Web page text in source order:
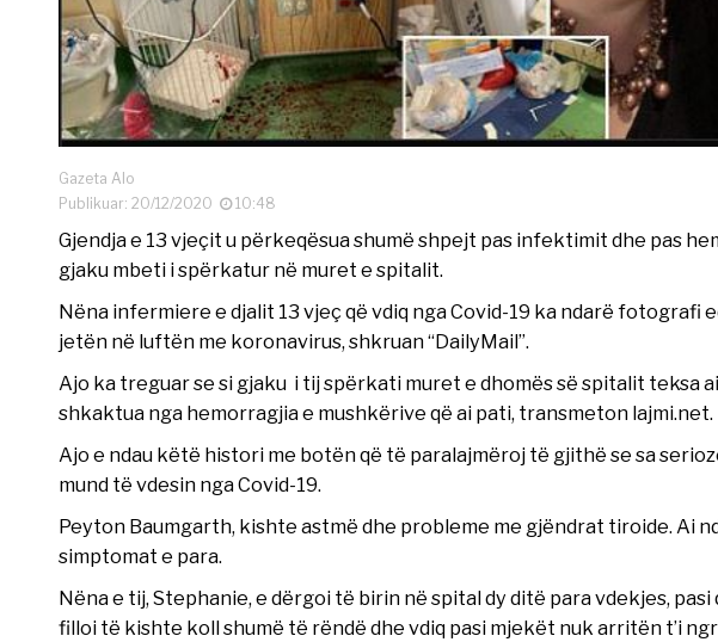
Gazeta Alo
Publikuar: 20/12/2020
10:48
Gjendja e 13 vjeçit u përkeqësua shumë shpejt pas infektimit dhe pas
gjaku mbeti i spërkatur në muret e spitalit.
Nëna infermiere e djalit 13 vjeç që vdiq nga Covid-19 ka ndarë fotografi
jetën në luftën me koronavirus, shkruan “DailyMail”.
Ajo ka treguar se si gjaku i tij spërkati muret e dhomës së spitalit teksa
shkaktua nga hemorragjia e mushkërive që ai pati, transmeton lajmi.net.
Ajo e ndau këtë histori me botën që të paralajmëroj të gjithë se sa
mund të vdesin nga Covid-19.
Peyton Baumgarth, kishte astmë dhe probleme me gjëndrat tiroide. Ai
simptomat e para.
Nëna e tij, Stephanie, e dërgoi të birin në spital dy ditë para vdekjes,
filloi të kishte koll shumë të rëndë dhe vdiq pasi mjekët nuk arritën t’i